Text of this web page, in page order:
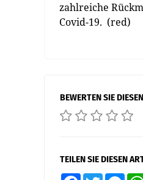
zahlreiche
Covid-19. (red)
BEWERTEN SIE
TEILEN SIE DIESEN
FacebookTwitter